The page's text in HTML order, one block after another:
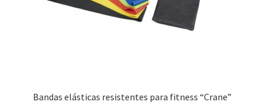
Bandas elásticas resistentes para fitness “Crane”